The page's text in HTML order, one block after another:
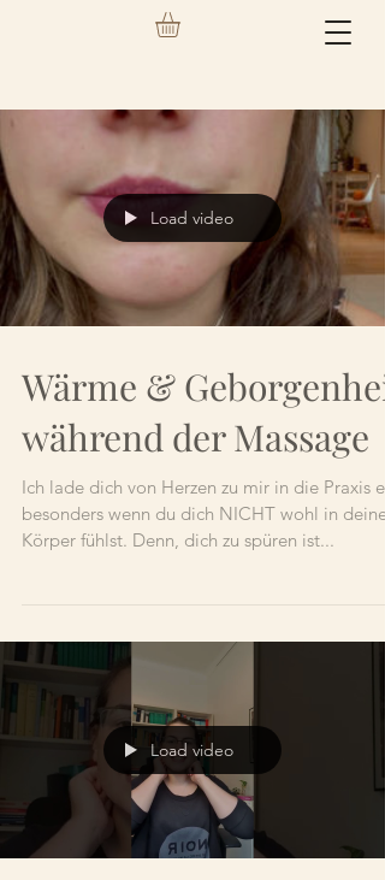
Load video
Wärme & Geborgenheit
während der Massage
Ich lade dich von Herzen zu mir in die Praxis
besonders wenn du dich NICHT wohl in
Körper fühlst. Denn, dich zu spüren ist...
Load video